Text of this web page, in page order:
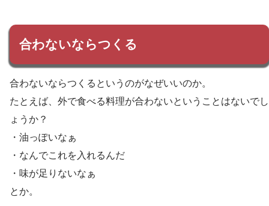
合わないならつくる
合わないならつくるというのがなぜいいのか。
たとえば、外で食べる料理が合わないということはないでし
ょうか？
・油っぽいなぁ
・なんでこれを入れるんだ
・味が足りないなぁ
とか。